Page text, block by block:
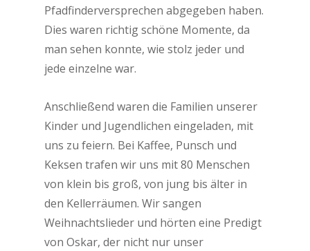
Pfadfinderversprechen abgegeben haben.
Dies waren richtig schöne Momente, da
man sehen konnte, wie stolz jeder und
jede einzelne war.
Anschließend waren die Familien unserer
Kinder und Jugendlichen eingeladen, mit
uns zu feiern. Bei Kaffee, Punsch und
Keksen trafen wir uns mit 80 Menschen
von klein bis groß, von jung bis älter in
den Kellerräumen. Wir sangen
Weihnachtslieder und hörten eine Predigt
von Oskar, der nicht nur unser